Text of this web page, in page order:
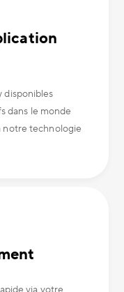
disponibles
dans le monde
notre technologie